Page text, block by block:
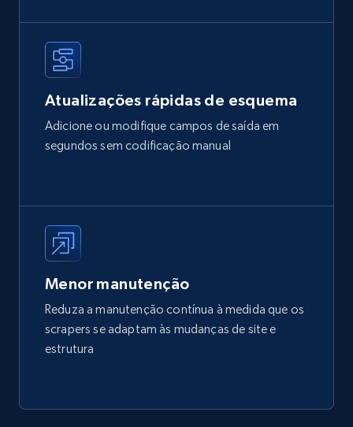
Atualizações rápidas de esquema
Adicione ou modifique campos de saída em
segundos sem codificação manual
Menor manutenção
Reduza a manutenção contínua à medida que os
scrapers se adaptam às mudanças de site e
estrutura